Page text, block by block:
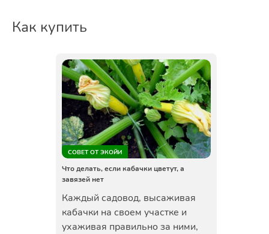
Как купить
СОВЕТ ОТ ЭКОЙИ
Что делать, если кабачки цветут, а
завязей нет
Каждый садовод, высаживая
кабачки на своем участке и
ухаживая правильно за ними,